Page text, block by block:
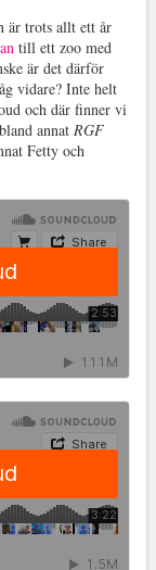
är trots allt ett år
till ett zoo med
är det därför
vidare? Inte helt
och där finner vi
annat RGF
Fetty och